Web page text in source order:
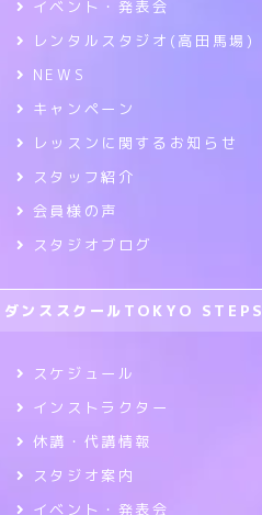
イベント・発表会
レンタルスタジオ(高田馬場)
NEWS
キャンペーン
レッスンに関するお知らせ
スタッフ紹介
会員様の声
スタジオブログ
ダンススクールTOKYO
スケジュール
インストラクター
休講・代講情報
スタジオ案内
イベント・発表会